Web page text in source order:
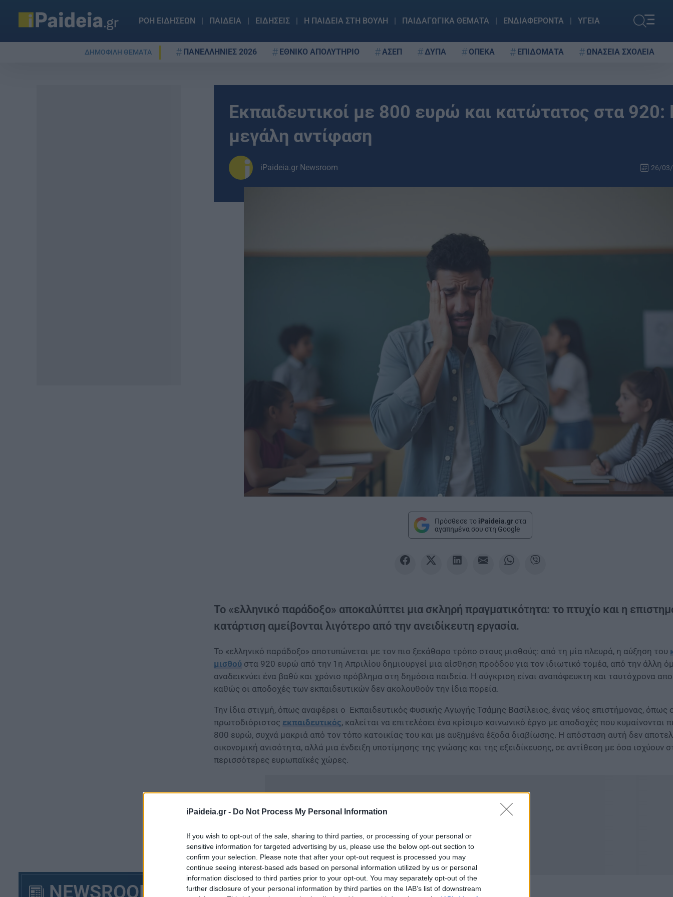
iPaideia.gr - Do Not Process My Personal Information
If you wish to opt-out of the sale, sharing to third parties, or processing of your personal or
sensitive information for targeted advertising by us, please use the below opt-out section to
confirm your selection. Please note that after your opt-out request is processed you may
continue seeing interest-based ads based on personal information utilized by us or personal
information disclosed to third parties prior to your opt-out. You may separately opt-out of the
further disclosure of your personal information by third parties on the IAB’s list of downstream
ΡΟΗ ΕΙΔΗΣΕΩΝ ΠΑΙΔΕΙΑ ΕΙΔΗΣΕΙΣ Η ΠΑΙΔΕΙΑ ΣΤΗ ΒΟΥΛΗ ΠΑΙΔΑΓΩΓΙΚΑ ΘΕΜΑΤΑ ΕΝΔΙΑΦΕΡΟΝΤΑ ΥΓΕΙΑ
ΔΗΜΟΦΙΛΗ ΘΕΜΑΤΑ ΠΑΝΕΛΛΗΝΙΕΣ 2026 ΕΘΝΙΚΟ ΑΠΟΛΥΤΗΡΙΟ ΑΣΕΠ ΔΥΠΑ ΟΠΕΚΑ ΕΠΙΔΟΜΑΤΑ ΩΝΑΣΕΙΑ ΣΧΟΛΕΙΑ
NEWSROOM
Εκπαιδευτικοί με 800 ευρώ και κατώτατος στα 920:
μεγάλη αντίφαση
iPaideia.gr Newsroom 26/03/
Πρόσθεσε το iPaideia.gr στα
αγαπημένα σου στη Google
Το «ελληνικό παράδοξο» αποκαλύπτει μια σκληρή πραγματικότητα: το πτυχίο και η
κατάρτιση αμείβονται λιγότερο από την ανειδίκευτη εργασία.
Το «ελληνικό παράδοξο» αποτυπώνεται με τον πιο ξεκάθαρο τρόπο στους μισθούς: από τη μία πλευρά, η αύξηση του
μισθού στα 920 ευρώ από την 1η Απριλίου δημιουργεί μια αίσθηση προόδου για τον ιδιωτικό τομέα, από την άλλη
αναδεικνύει ένα βαθύ και χρόνιο πρόβλημα στη δημόσια παιδεία. Η σύγκριση είναι αναπόφευκτη και ταυτόχρονα
καθώς οι αποδοχές των εκπαιδευτικών δεν ακολουθούν την ίδια πορεία.
Την ίδια στιγμή, όπως αναφέρει ο Εκπαιδευτικός Φυσικής Αγωγής Τσάμης Βασίλειος, ένας νέος επιστήμονας, όπως
πρωτοδιόριστος εκπαιδευτικός, καλείται να επιτελέσει ένα κρίσιμο κοινωνικό έργο με αποδοχές που κυμαίνονται
800 ευρώ, συχνά μακριά από τον τόπο κατοικίας του και με αυξημένα έξοδα διαβίωσης. Η απόσταση αυτή δεν
οικονομική ανισότητα, αλλά μια ένδειξη υποτίμησης της γνώσης και της εξειδίκευσης, σε αντίθεση με όσα ισχύουν
περισσότερες ευρωπαϊκές χώρες.